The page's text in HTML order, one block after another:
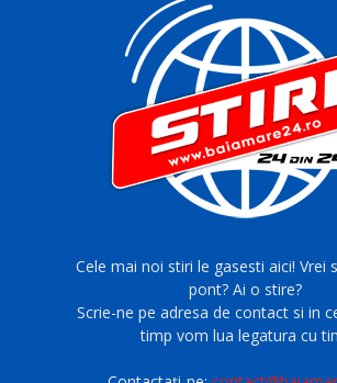
Cele mai noi stiri le gasesti aici! Vrei
pont? Ai o stire?
Scrie-ne pe adresa de contact si in
timp vom lua legatura cu